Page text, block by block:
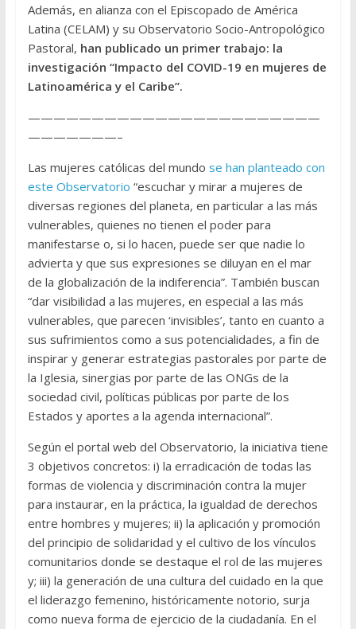
Además, en alianza con el Episcopado de América
Latina (CELAM) y su Observatorio Socio-Antropológico
Pastoral, han publicado un primer trabajo: la
investigación “Impacto del COVID-19 en mujeres de
Latinoamérica y el Caribe”.
———————————————————————
———————–
Las mujeres católicas del mundo se han planteado con
este Observatorio “escuchar y mirar a mujeres de
diversas regiones del planeta, en particular a las más
vulnerables, quienes no tienen el poder para
manifestarse o, si lo hacen, puede ser que nadie lo
advierta y que sus expresiones se diluyan en el mar
de la globalización de la indiferencia”. También buscan
“dar visibilidad a las mujeres, en especial a las más
vulnerables, que parecen ‘invisibles’, tanto en cuanto a
sus sufrimientos como a sus potencialidades, a fin de
inspirar y generar estrategias pastorales por parte de
la Iglesia, sinergias por parte de las ONGs de la
sociedad civil, políticas públicas por parte de los
Estados y aportes a la agenda internacional”.
Según el portal web del Observatorio, la iniciativa tiene
3 objetivos concretos: i) la erradicación de todas las
formas de violencia y discriminación contra la mujer
para instaurar, en la práctica, la igualdad de derechos
entre hombres y mujeres; ii) la aplicación y promoción
del principio de solidaridad y el cultivo de los vínculos
comunitarios donde se destaque el rol de las mujeres
y; iii) la generación de una cultura del cuidado en la que
el liderazgo femenino, históricamente notorio, surja
como nueva forma de ejercicio de la ciudadanía. En el